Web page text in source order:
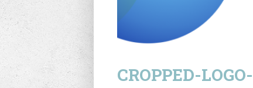
CROPPED-